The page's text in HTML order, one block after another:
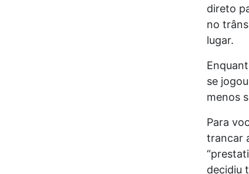
direto
no
lugar.
se
menos
Para
trancar
decidiu